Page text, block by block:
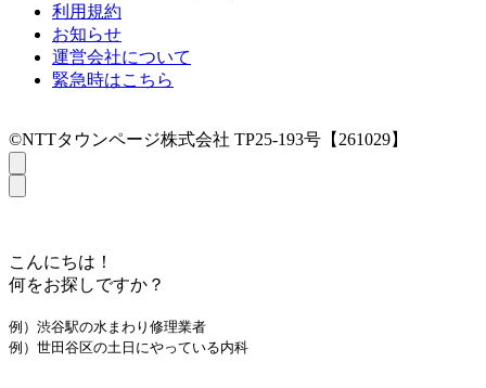
利用規約
お知らせ
運営会社について
緊急時はこちら
©NTTタウンページ株式会社 TP25-193号【261029】
こんにちは！
何をお探しですか？
例）渋谷駅の水まわり修理業者
例）世田谷区の土日にやっている内科